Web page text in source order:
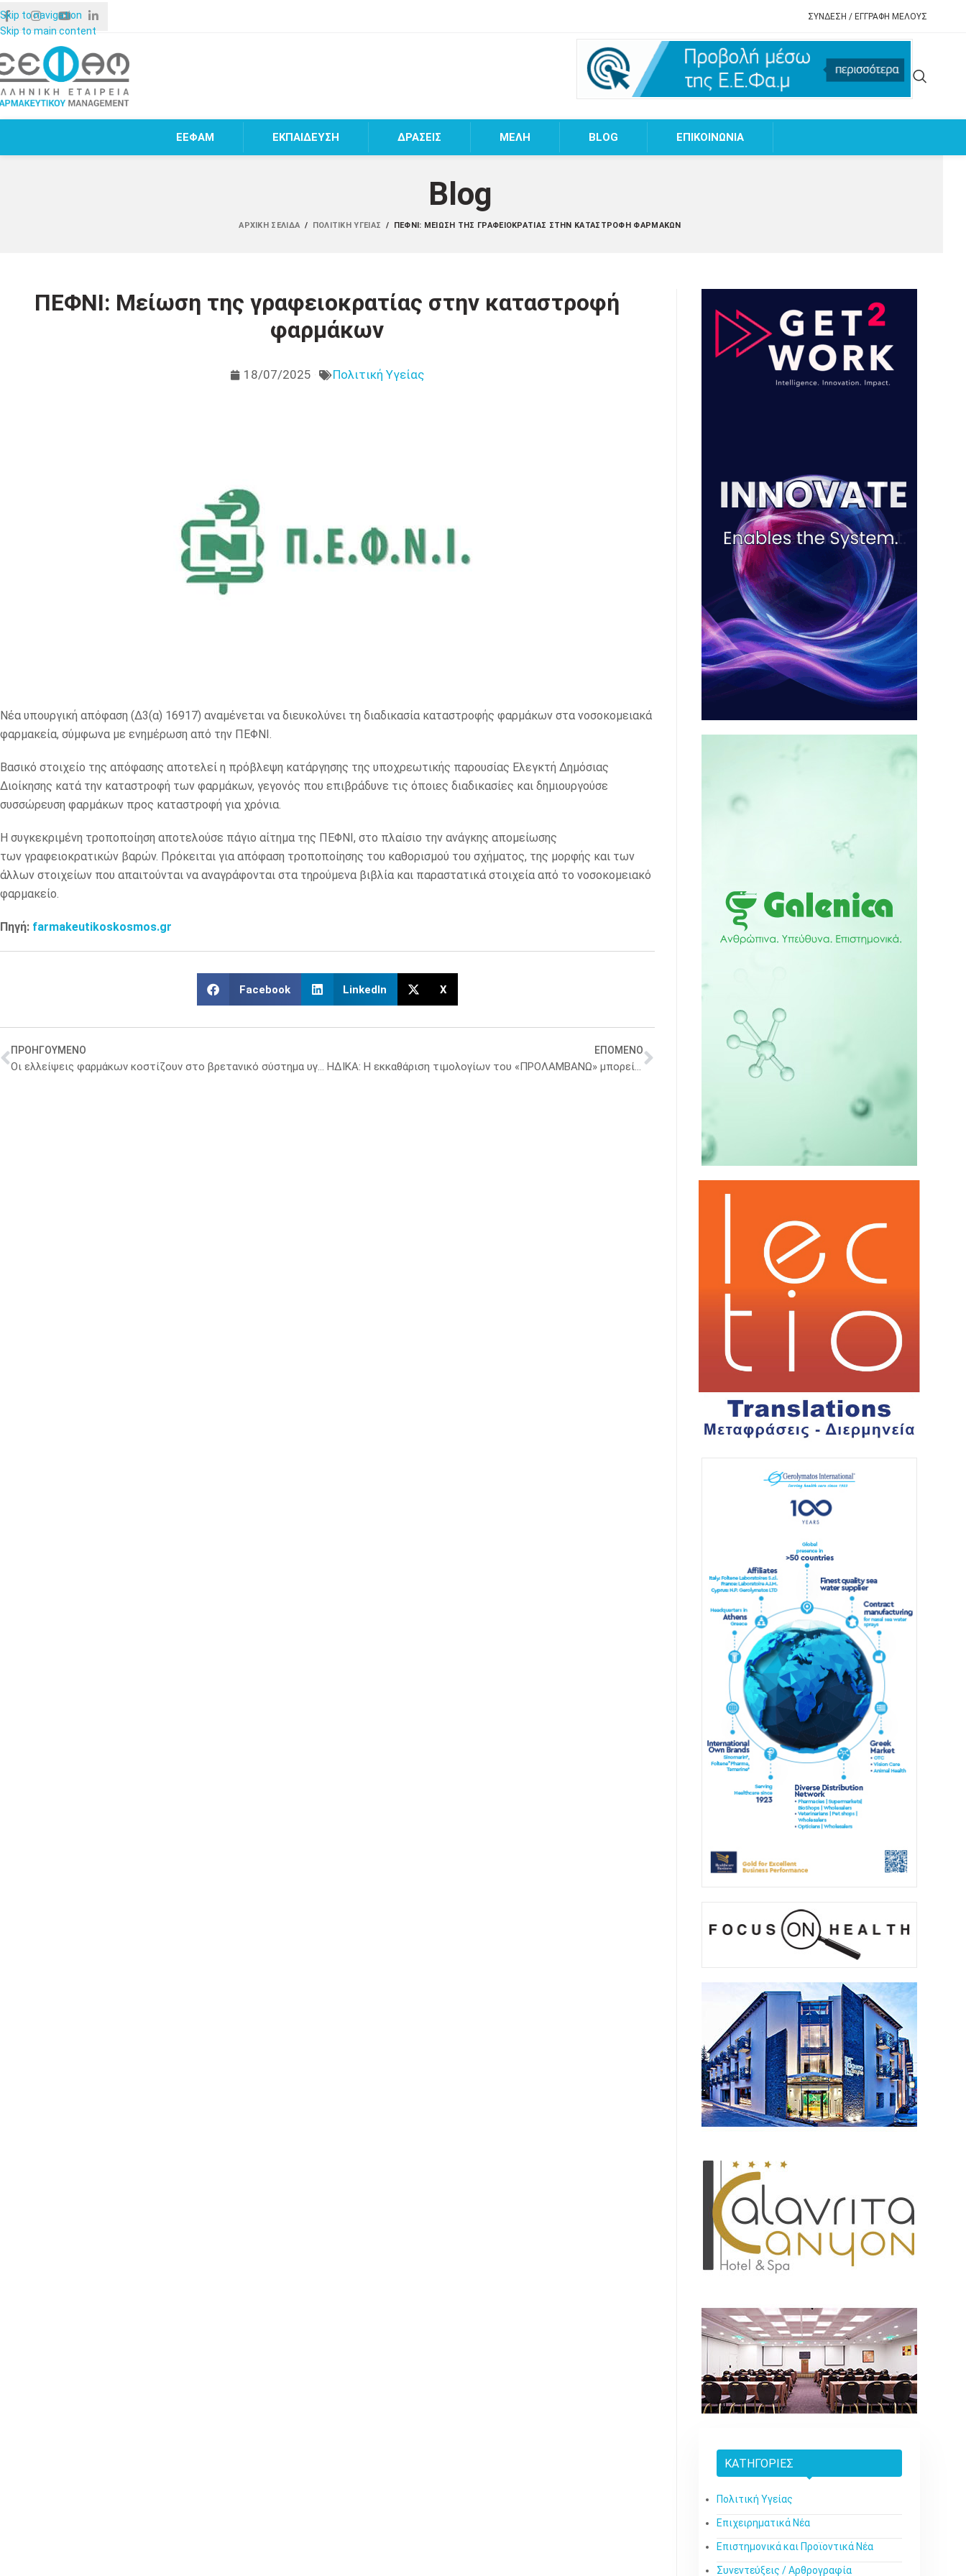
Skip to navigation
Skip to main content
ΣΥΝΔΕΣΗ / ΕΓΓΡΑΦΗ ΜΕΛΟΥΣ
ΕΕΦΑΜ ΕΚΠΑΙΔΕΥΣΗ ΔΡΑΣΕΙΣ MEΛΗ BLOG EΠΙΚΟΙΝΩΝΙΑ
Blog
ΑΡΧΙΚΉ ΣΕΛΊΔΑ / ΠΟΛΙΤΙΚΉ ΥΓΕΊΑΣ / ΠΕΦΝΙ: ΜΕΊΩΣΗ ΤΗΣ ΓΡΑΦΕΙΟΚΡΑΤΊΑΣ ΣΤΗΝ ΚΑΤΑΣΤΡΟΦΉ ΦΑΡΜΆΚΩΝ
ΠΕΦΝΙ: Μείωση της γραφειοκρατίας στην καταστροφή
φαρμάκων
18/07/2025 Πολιτική Υγείας
Νέα υπουργική απόφαση (Δ3(α) 16917) αναμένεται να διευκολύνει τη διαδικασία καταστροφής φαρμάκων στα νοσοκομειακά
φαρμακεία, σύμφωνα με ενημέρωση από την ΠΕΦΝΙ.
Βασικό στοιχείο της απόφασης αποτελεί η πρόβλεψη κατάργησης της υποχρεωτικής παρουσίας Ελεγκτή Δημόσιας
Διοίκησης κατά την καταστροφή των φαρμάκων, γεγονός που επιβράδυνε τις όποιες διαδικασίες και δημιουργούσε
συσσώρευση φαρμάκων προς καταστροφή για χρόνια.
Η συγκεκριμένη τροποποίηση αποτελούσε πάγιο αίτημα της ΠΕΦΝΙ, στο πλαίσιο την ανάγκης απομείωσης
των γραφειοκρατικών βαρών. Πρόκειται για απόφαση τροποποίησης του καθορισμού του σχήματος, της μορφής και των
άλλων στοιχείων που απαιτούνται να αναγράφονται στα τηρούμενα βιβλία και παραστατικά στοιχεία από το νοσοκομειακό
φαρμακείο.
Πηγή: farmakeutikoskosmos.gr
Facebook LinkedIn X
ΠΡΟΗΓΟΥΜΕΝΟ
Οι ελλείψεις φαρμάκων κοστίζουν στο βρετανικό σύστημα υγείας 220 εκατομμύρια λίρες
ΕΠΟΜΕΝΟ
ΗΔΙΚΑ: Η εκκαθάριση τιμολογίων του «ΠΡΟΛΑΜΒΑΝΩ» μπορεί να καθυστερήσει
ΚΑΤΗΓΟΡΊΕΣ
Πολιτική Υγείας
Επιχειρηματικά Νέα
Επιστημονικά και Προϊοντικά Νέα
Συνεντεύξεις / Αρθρογραφία